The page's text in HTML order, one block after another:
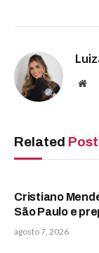
Related
Cristiano
São Paulo e
agosto 7, 2026